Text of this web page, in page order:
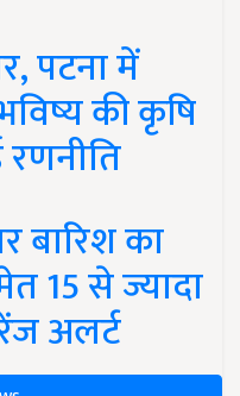
पटना में
की कृषि
बारिश का
15 से ज्यादा
अलर्ट